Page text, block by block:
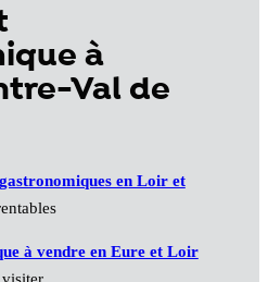
à
Val de
en Loir et
à vendre en Eure et Loir